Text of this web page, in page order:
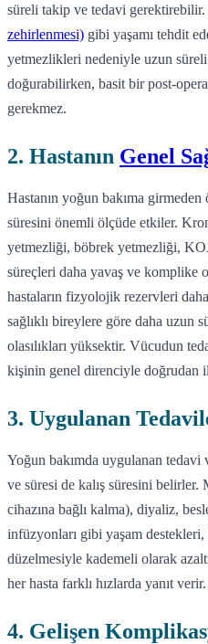
süreli takip ve tedavi
zehirlenmesi) gibi yaşamı tehdit
yetmezlikleri nedeniyle uzun
doğurabilirken, basit bir post-
gerekmez.
2. Hastanın Genel
Hastanın yoğun bakıma girmeden
süresini önemli ölçüde etkiler.
yetmezliği, böbrek yetmezliği,
süreçleri daha yavaş ve komplike
hastaların fizyolojik rezervleri
sağlıklı bireylere göre daha uzun
olasılıkları yüksektir. Vücudun
kişinin genel direnciyle doğrudan
3. Uygulanan
Yoğun bakımda uygulanan
ve süresi de kalış süresini
cihazına bağlı kalma), diyaliz,
infüzyonları gibi yaşam destekleri,
düzelmesiyle kademeli olarak
her hasta farklı hızlarda yanıt verir.
4. Gelişen